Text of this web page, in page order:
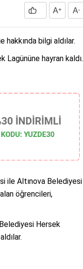
A+ A-
bilgi aldılar.
Lagününe hayran kaldı.
ile Altınova Belediyesi
öğrencileri,
Hersek